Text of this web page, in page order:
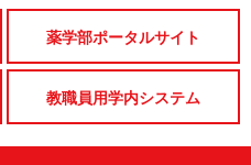
薬学部ポータルサイト
教職員用学内システム